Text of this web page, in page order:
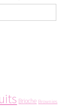
Brioche Brownies